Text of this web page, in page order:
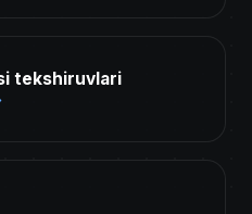
tekshiruvlari